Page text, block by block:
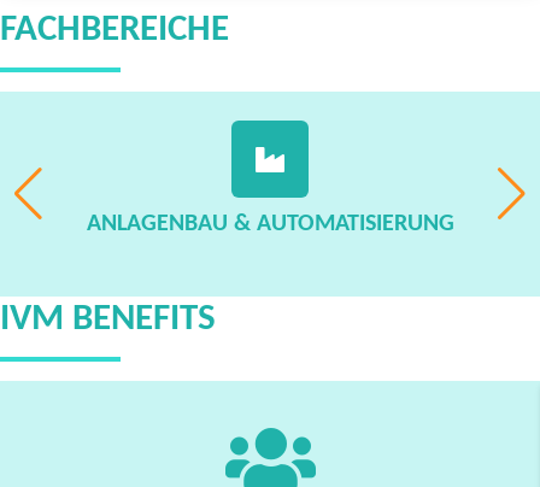
FACHBEREICHE
ANLAGENBAU & AUTOMATISIERUNG
IVM BENEFITS